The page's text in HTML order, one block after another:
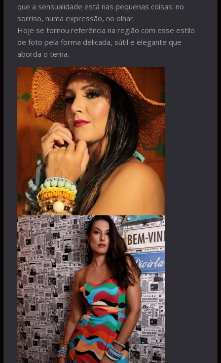
que a sensualidade está nas pequenas coisas: no
sorriso, numa expressão, no olhar.
Hoje se tornou referência na região com esse estilo
de foto pela forma delicada, sútil e elegante que
aborda o tema.